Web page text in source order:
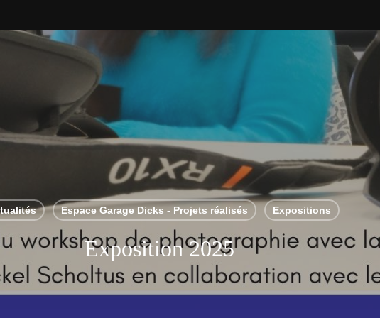
Espace Garage Dicks - Projets réalisés Expositions
Exposition 2025